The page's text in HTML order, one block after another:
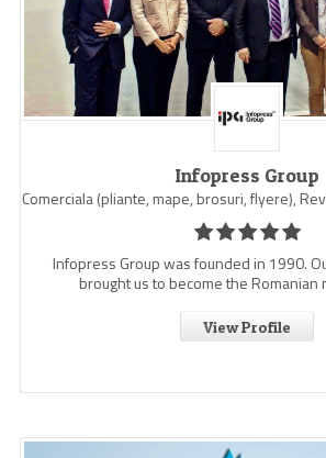
Infopress Group
Comerciala (pliante, mape, brosuri, flyere),
Infopress Group was founded in 1990.
brought us to become the Romanian
View Profile